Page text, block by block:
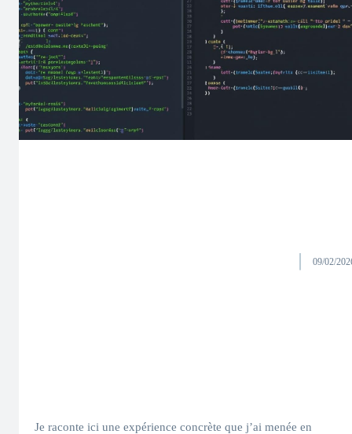
09/02/
Je raconte ici une expérience concrète que j’ai menée en